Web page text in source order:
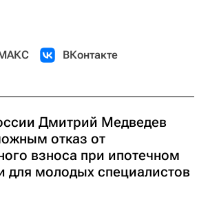
ВКонтакте
Дмитрий Медведев
отказ от
взноса при ипотечном
для молодых специалистов